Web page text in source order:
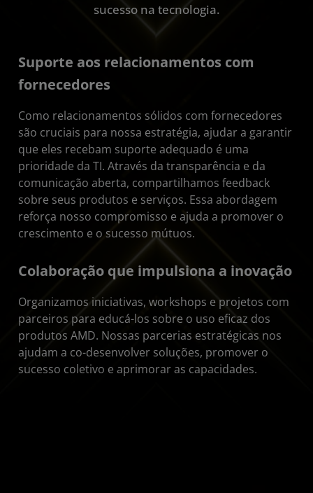
sucesso na tecnologia.
Suporte aos relacionamentos com
fornecedores
Como relacionamentos sólidos com fornecedores
são cruciais para nossa estratégia, ajudar a garantir
que eles recebam suporte adequado é uma
prioridade da TI. Através da transparência e da
comunicação aberta, compartilhamos feedback
sobre seus produtos e serviços. Essa abordagem
reforça nosso compromisso e ajuda a promover o
crescimento e o sucesso mútuos.
Colaboração que impulsiona a inovação
Organizamos iniciativas, workshops e projetos com
parceiros para educá-los sobre o uso eficaz dos
produtos AMD. Nossas parcerias estratégicas nos
ajudam a co-desenvolver soluções, promover o
sucesso coletivo e aprimorar as capacidades.